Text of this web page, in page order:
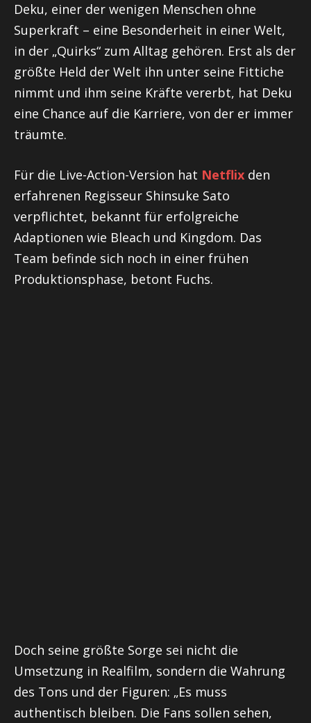
Deku, einer der wenigen Menschen ohne
Superkraft – eine Besonderheit in einer Welt,
in der „Quirks“ zum Alltag gehören. Erst als der
größte Held der Welt ihn unter seine Fittiche
nimmt und ihm seine Kräfte vererbt, hat Deku
eine Chance auf die Karriere, von der er immer
träumte.
Für die Live-Action-Version hat Netflix den
erfahrenen Regisseur Shinsuke Sato
verpflichtet, bekannt für erfolgreiche
Adaptionen wie Bleach und Kingdom. Das
Team befinde sich noch in einer frühen
Produktionsphase, betont Fuchs.
Doch seine größte Sorge sei nicht die
Umsetzung in Realfilm, sondern die Wahrung
des Tons und der Figuren: „Es muss
authentisch bleiben. Die Fans sollen sehen,